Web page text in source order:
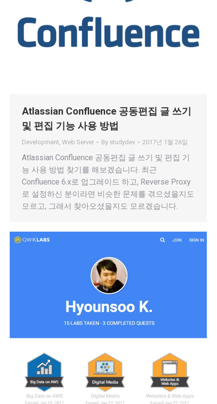
Atlassian Confluence 공동편집 글 쓰기
및 편집 기능 사용 방법
Development, Web Server By studydev 2017년 1월 26일
Atlassian Confluence 공동편집 글 쓰기 및 편집 기
능 사용 방법 찾기를 해보겠습니다. 최근
Confluence 6.x로 업그레이드 하고, Reverse Proxy
로 설정하신 분이라면 비슷한 문제를 겪으셨을지도
모르고, 그래서 찾아오셨을지도 모르겠습니다.